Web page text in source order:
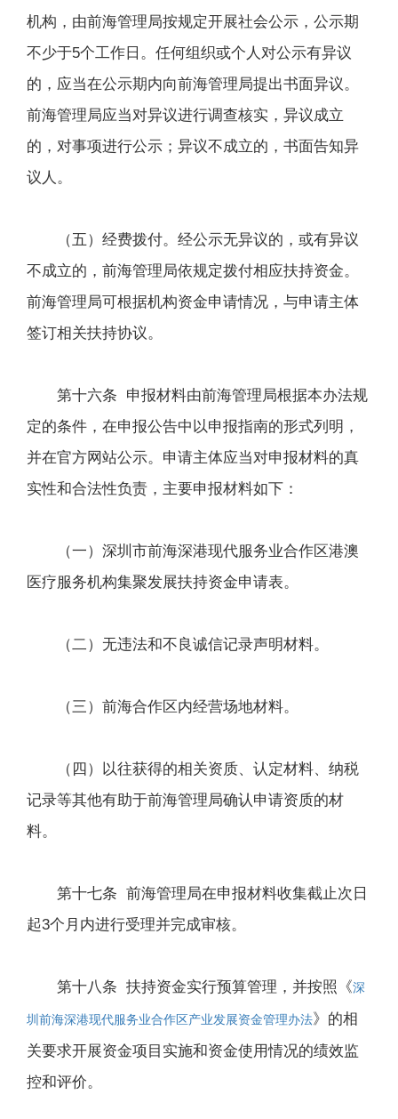
机构，由前海管理局按规定开展社会公示，公示期
不少于5个工作日。任何组织或个人对公示有异议
的，应当在公示期内向前海管理局提出书面异议。
前海管理局应当对异议进行调查核实，异议成立
的，对事项进行公示；异议不成立的，书面告知异
议人。
（五）经费拨付。经公示无异议的，或有异议
不成立的，前海管理局依规定拨付相应扶持资金。
前海管理局可根据机构资金申请情况，与申请主体
签订相关扶持协议。
第十六条 申报材料由前海管理局根据本办法规
定的条件，在申报公告中以申报指南的形式列明，
并在官方网站公示。申请主体应当对申报材料的真
实性和合法性负责，主要申报材料如下：
（一）深圳市前海深港现代服务业合作区港澳
医疗服务机构集聚发展扶持资金申请表。
（二）无违法和不良诚信记录声明材料。
（三）前海合作区内经营场地材料。
（四）以往获得的相关资质、认定材料、纳税
记录等其他有助于前海管理局确认申请资质的材
料。
第十七条 前海管理局在申报材料收集截止次日
起3个月内进行受理并完成审核。
第十八条 扶持资金实行预算管理，并按照《深
圳前海深港现代服务业合作区产业发展资金管理办法》的相
关要求开展资金项目实施和资金使用情况的绩效监
控和评价。